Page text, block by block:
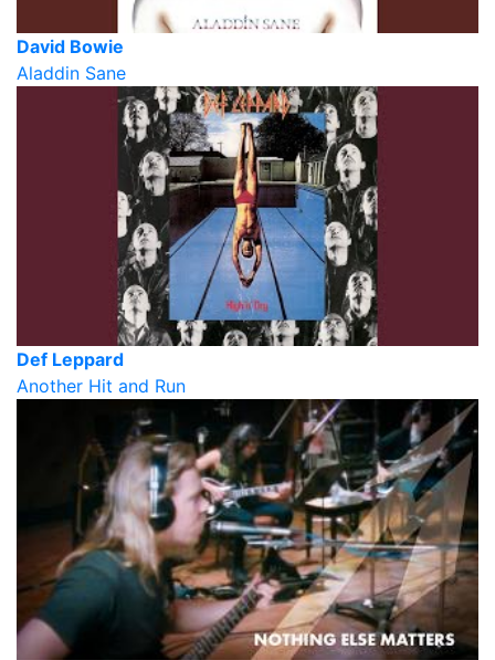
David Bowie
Aladdin Sane
Def Leppard
Another Hit and Run